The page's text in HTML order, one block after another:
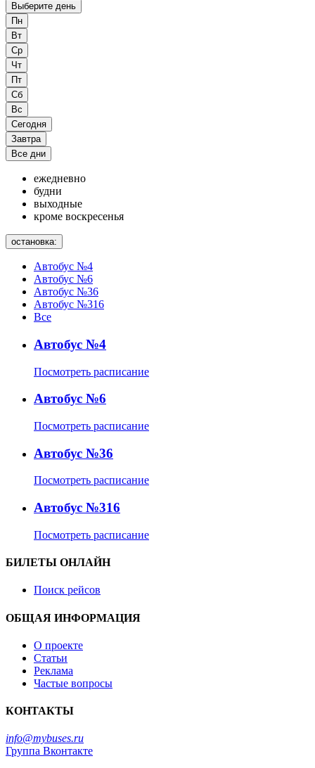
Выберите день
Пн
Вт
Ср
Чт
Пт
Сб
Вс
Сегодня
Завтра
Все дни
ежедневно
будни
выходные
кроме воскресенья
остановка:
Автобус №4
Автобус №6
Автобус №36
Автобус №316
Все
Автобус №4
Посмотреть расписание
Автобус №6
Посмотреть расписание
Автобус №36
Посмотреть расписание
Автобус №316
Посмотреть расписание
БИЛЕТЫ ОНЛАЙН
Поиск рейсов
ОБЩАЯ ИНФОРМАЦИЯ
О проекте
Статьи
Реклама
Частые вопросы
КОНТАКТЫ
info@mybuses.ru
Группа Вконтакте